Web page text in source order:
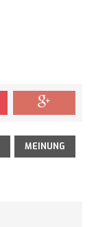
MEINUNG